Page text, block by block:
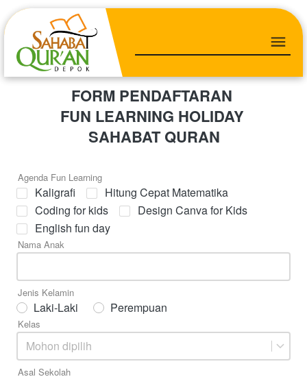
FORM PENDAFTARAN
FUN LEARNING HOLIDAY
SAHABAT QURAN
Agenda Fun Learning
Kaligrafi
Hitung Cepat Matematika
Coding for kids
Design Canva for Kids
English fun day
Nama Anak
Jenis Kelamin
Laki-Laki Perempuan
Kelas
Mohon dipilih
Asal Sekolah